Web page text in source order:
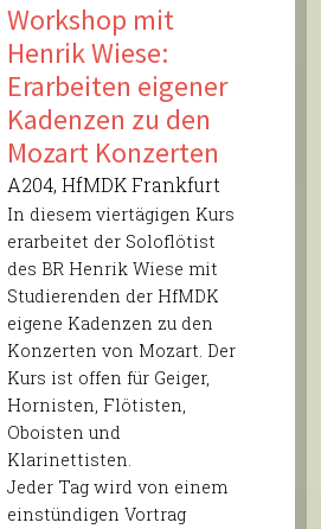
Workshop mit
Henrik Wiese:
Erarbeiten eigener
Kadenzen zu den
Mozart Konzerten
A204, HfMDK Frankfurt
In diesem viertägigen Kurs
erarbeitet der Soloflötist
des BR Henrik Wiese mit
Studierenden der HfMDK
eigene Kadenzen zu den
Konzerten von Mozart. Der
Kurs ist offen für Geiger,
Hornisten, Flötisten,
Oboisten und
Klarinettisten.
Jeder Tag wird von einem
einstündigen Vortrag